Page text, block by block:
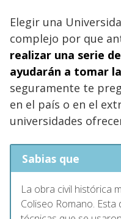
Elegir una
complejo por que
realizar una serie
ayudarán a tomar
seguramente te
en el país o en el
universidades
Sabias que
La obra civil histórica
Coliseo Romano.